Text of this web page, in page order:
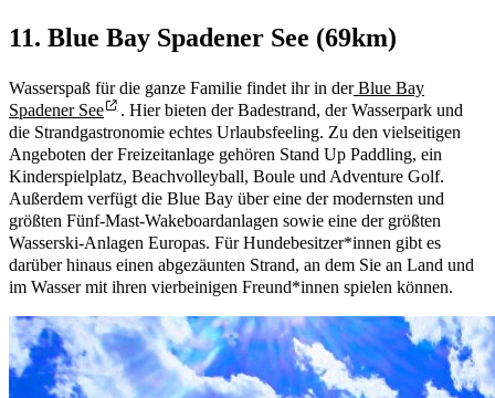
11. Blue Bay Spadener See (69km)
Wasserspaß für die ganze Familie findet ihr in derBlue Bay
Spadener See
. Hier bieten der Badestrand, der Wasserpark und
die Strandgastronomie echtes Urlaubsfeeling. Zu den vielseitigen
Angeboten der Freizeitanlage gehören Stand Up Paddling, ein
Kinderspielplatz, Beachvolleyball, Boule und Adventure Golf.
Außerdem verfügt die Blue Bay über eine der modernsten und
größten Fünf-Mast-Wakeboardanlagen sowie eine der größten
Wasserski-Anlagen Europas. Für Hundebesitzer*innen gibt es
darüber hinaus einen abgezäunten Strand, an dem Sie an Land und
im Wasser mit ihren vierbeinigen Freund*innen spielen können.